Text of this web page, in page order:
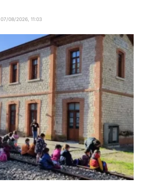
07/08/2026, 11:03